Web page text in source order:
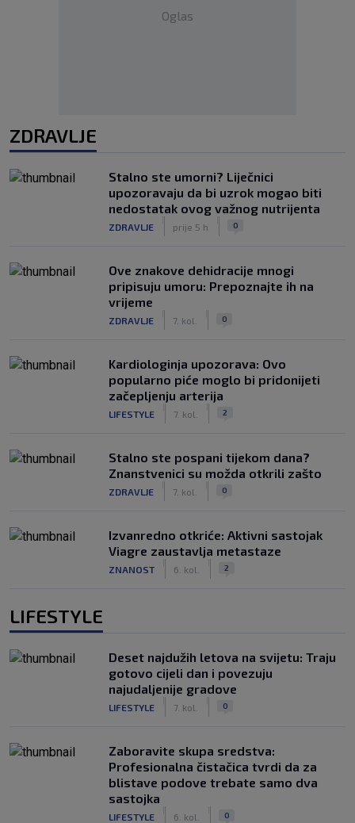
Oglas
ZDRAVLJE
Stalno ste umorni? Liječnici
upozoravaju da bi uzrok mogao biti
nedostatak ovog važnog nutrijenta
ZDRAVLJE prije 5 h 0
Ove znakove dehidracije mnogi
pripisuju umoru: Prepoznajte ih na
vrijeme
ZDRAVLJE 7. kol. 0
Kardiologinja upozorava: Ovo
popularno piće moglo bi pridonijeti
začepljenju arterija
LIFESTYLE 7. kol. 2
Stalno ste pospani tijekom dana?
Znanstvenici su možda otkrili zašto
ZDRAVLJE 7. kol. 0
Izvanredno otkriće: Aktivni sastojak
Viagre zaustavlja metastaze
ZNANOST 6. kol. 2
LIFESTYLE
Deset najdužih letova na svijetu: Traju
gotovo cijeli dan i povezuju
najudaljenije gradove
LIFESTYLE 7. kol. 0
Zaboravite skupa sredstva:
Profesionalna čistačica tvrdi da za
blistave podove trebate samo dva
sastojka
LIFESTYLE 6. kol. 0